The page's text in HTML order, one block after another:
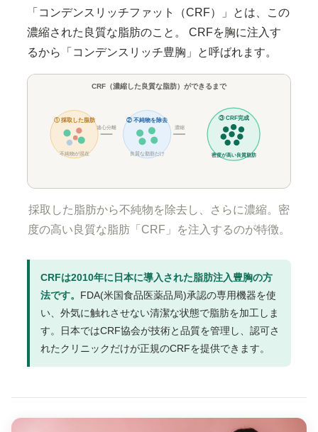
「コンデンスリッチファット（CRF）」とは、この
濃縮された良質な脂肪のこと。 CRFを胸に注入す
るから「コンデンスリッチ豊胸」と呼ばれます。
CRF（濃縮した良質な脂肪）ができるまで
① 採取した脂肪
不純物が混在
遠心分離
② 不純物を除去
良質な脂肪だけ
濃縮
③ CRF完成
密度が高い良質脂肪
採取した脂肪から不純物を除去し、さらに濃縮。密
度の高い良質な脂肪「CRF」を注入するのが特徴。
CRFは2010年に日本に導入された脂肪注入豊胸の方
法です。 FDA(米国食品医薬品局)承認の専用機器を使
い、外気に触れさせない清潔な状態で脂肪を加工しま
す。日本ではCRF協会が技術と品質を管理し、認可さ
れたクリニックだけが正規のCRFを提供できます。